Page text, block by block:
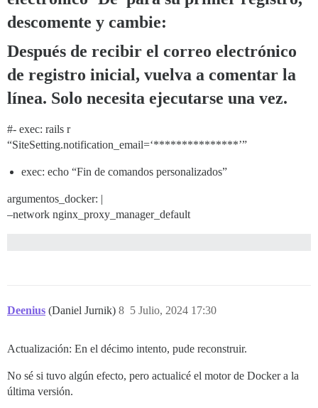
descomente y cambie:
Después de recibir el correo electrónico
de registro inicial, vuelva a comentar la
línea. Solo necesita ejecutarse una vez.
#- exec: rails r
“SiteSetting.notification_email=‘***************’”
exec: echo “Fin de comandos personalizados”
argumentos_docker: |
–network nginx_proxy_manager_default
Deenius (Daniel Jurnik) 5 Julio, 2024 17:30
8
Actualización: En el décimo intento, pude reconstruir.
No sé si tuvo algún efecto, pero actualicé el motor de Docker a la
última versión.